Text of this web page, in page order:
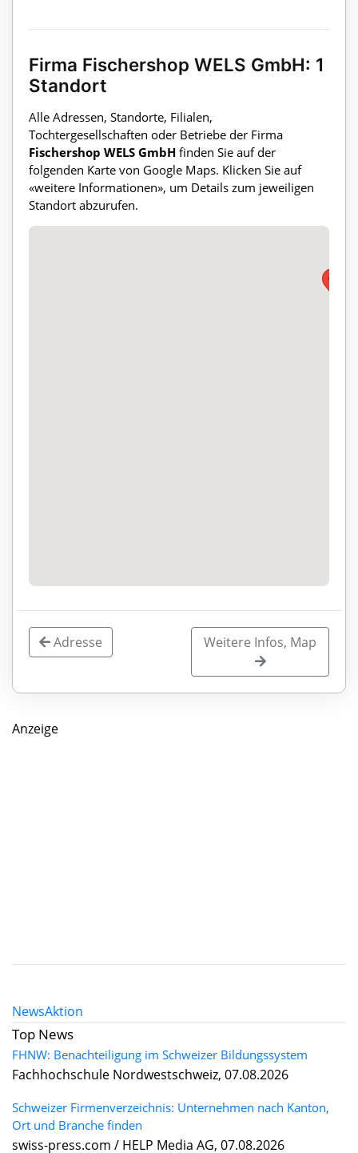
Firma Fischershop WELS GmbH: 1
Standort
Alle Adressen, Standorte, Filialen,
Tochtergesellschaften oder Betriebe der Firma
Fischershop WELS GmbH finden Sie auf der
folgenden Karte von Google Maps. Klicken Sie auf
«weitere Informationen», um Details zum jeweiligen
Standort abzurufen.
Adresse Weitere Infos, Map
Anzeige
NewsAktion
Top News
FHNW: Benachteiligung im Schweizer Bildungssystem
Fachhochschule Nordwestschweiz, 07.08.2026
Schweizer Firmenverzeichnis: Unternehmen nach Kanton,
Ort und Branche finden
swiss-press.com / HELP Media AG, 07.08.2026